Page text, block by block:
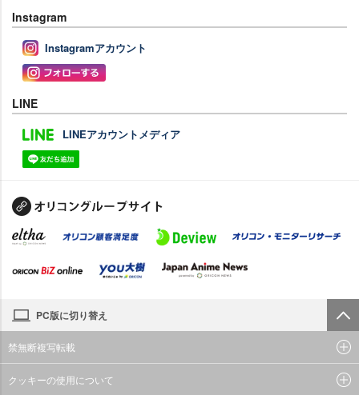
Instagram
Instagramアカウント
LINE
LINEアカウントメディア
PC版に切り替え
禁無断複写転載
クッキーの使用について